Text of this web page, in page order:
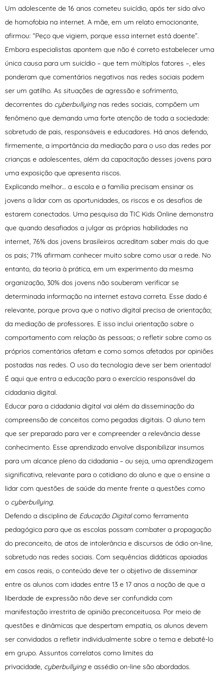
Um adolescente de 16 anos cometeu suicídio, após ter sido alvo
de homofobia na internet. A mãe, em um relato emocionante,
afirmou: “Peço que vigiem, porque essa internet está doente”.
Embora especialistas apontem que não é correto estabelecer uma
única causa para um suicídio – que tem múltiplos fatores –, eles
ponderam que comentários negativos nas redes sociais podem
ser um gatilho. As situações de agressão e sofrimento,
decorrentes do cyberbullyingnas redes sociais, compõem um
fenômeno que demanda uma forte atenção de toda a sociedade:
sobretudo de pais, responsáveis e educadores. Há anos defendo,
firmemente, a importância da mediação para o uso das redes por
crianças e adolescentes, além da capacitação desses jovens para
uma exposição que apresenta riscos.
Explicando melhor… a escola e a família precisam ensinar os
jovens a lidar com as oportunidades, os riscos e os desafios de
estarem conectados. Uma pesquisa da TIC Kids Online demonstra
que quando desafiados a julgar as próprias habilidades na
internet, 76% dos jovens brasileiros acreditam saber mais do que
os pais; 71% afirmam conhecer muito sobre como usar a rede. No
entanto, da teoria à prática, em um experimento da mesma
organização, 30% dos jovens não souberam verificar se
determinada informação na internet estava correta. Esse dado é
relevante, porque prova que o nativo digital precisa de orientação;
da mediação de professores. E isso inclui orientação sobre o
comportamento com relação às pessoas; o refletir sobre como os
próprios comentários afetam e como somos afetados por opiniões
postadas nas redes. O uso da tecnologia deve ser bem orientado!
É aqui que entra a educação para o exercício responsável da
cidadania digital.
Educar para a cidadania digital vai além da disseminação da
compreensão de conceitos como pegadas digitais. O aluno tem
que ser preparado para ver e compreender a relevância desse
conhecimento. Esse aprendizado envolve disponibilizar insumos
para um alcance pleno da cidadania – ou seja, uma aprendizagem
significativa, relevante para o cotidiano do aluno e que o ensine a
lidar com questões de saúde da mente frente a questões como
o cyberbullying.
Defendo a disciplina de Educação Digitalcomo ferramenta
pedagógica para que as escolas possam combater a propagação
do preconceito, de atos de intolerância e discursos de ódio on-line,
sobretudo nas redes sociais. Com sequências didáticas apoiadas
em casos reais, o conteúdo deve ter o objetivo de disseminar
entre os alunos com idades entre 13 e 17 anos a noção de que a
liberdade de expressão não deve ser confundida com
manifestação irrestrita de opinião preconceituosa. Por meio de
questões e dinâmicas que despertam empatia, os alunos devem
ser convidados a refletir individualmente sobre o tema e debatê-lo
em grupo. Assuntos correlatos como limites da
privacidade, cyberbullyinge assédio on-line são abordados.